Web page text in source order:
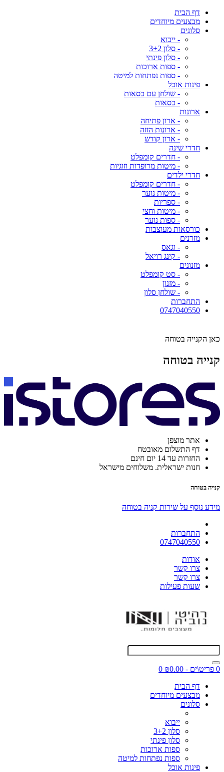
דף הבית
מבצעים מיוחדים
סלונים
- ייבוא
- סלון 3+2
- סלון פינתי
- ספות ארוכות
- ספות נפתחות למיטה
פינות אוכל
- שולחן עם כסאות
- כסאות
ארונות
- ארון פתיחה
- ארונות הזזה
- ארון קודש
חדרי שינה
- חדרים קומפלט
- מיטות מרופדות וזוגיות
חדרי ילדים
- חדרים קומפלט
- מיטות נוער
- ספריות
- מיטות וחצי
- ספות נוער
כורסאות מעוצבות
מזרנים
- וגאס
- קינג רויאל
מזנונים
- סט קומפלט
- מזנון
- שולחן סלון
התחברות
0747040550
כאן הקנייה בטוחה
קנייה בטוחה
אתר מוצפן
דף התשלום מאובטח
החזרות עד 14 יום חינם
חנות ישראלית. משלוחים מישראל
קנייה בטוחה
מידע נוסף על שירות קניה בטוחה
התחברות
0747040550
אודות
צרו קשר
צרו קשר
שעות פעילות
0 פריט\ים - ₪0.00
0
דף הבית
מבצעים מיוחדים
סלונים
ייבוא
סלון 3+2
סלון פינתי
ספות ארוכות
ספות נפתחות למיטה
פינות אוכל